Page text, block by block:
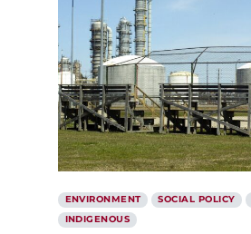
ENVIRONMENT SOCIAL POLICY
INDIGENOUS